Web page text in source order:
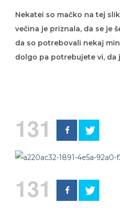
Nekatei so mačko na tej
večina je priznala, da se je
da so potrebovali nekaj
dolgo pa potrebujete vi, da
131
131